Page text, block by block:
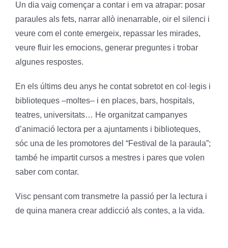
Un dia vaig començar a contar i em va atrapar: posar
paraules als fets, narrar allò inenarrable, oir el silenci i
veure com el conte emergeix, repassar les mirades,
veure fluir les emocions, generar preguntes i trobar
algunes respostes.
En els últims deu anys he contat sobretot en col·legis i
biblioteques –moltes– i en places, bars, hospitals,
teatres, universitats… He organitzat campanyes
d’animació lectora per a ajuntaments i biblioteques,
sóc una de les promotores del “Festival de la paraula”;
també he impartit cursos a mestres i pares que volen
saber com contar.
Visc pensant com transmetre la passió per la lectura i
de quina manera crear addicció als contes, a la vida.